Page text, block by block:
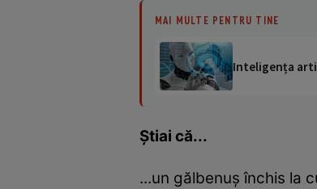
MAI MULTE PENTRU TINE
Inteligența
Ştiai că...
...un gălbenuş închis la